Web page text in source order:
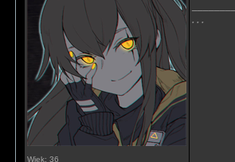
Wiek: 36
. . .